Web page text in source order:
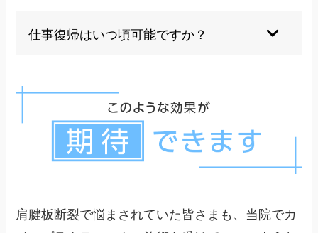
荷を避けることで予防効果が期待できます。
仕事復帰はいつ頃可能ですか？
は治療方法により数ヶ月から半年程度要する場合
肩腱板断裂で悩まされていた皆さまも、当院でカ